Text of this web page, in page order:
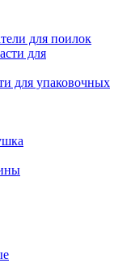
для поилок
для упаковочных